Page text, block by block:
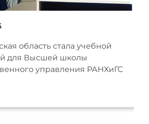
область стала учебной
для Высшей школы
управления РАНХиГС